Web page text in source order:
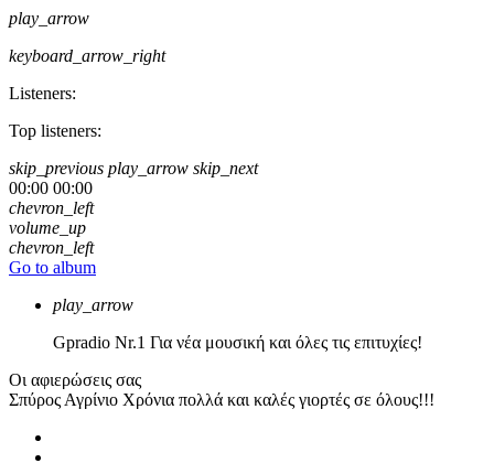
play_arrow
keyboard_arrow_right
Listeners:
Top listeners:
skip_previous play_arrow skip_next
00:00 00:00
chevron_left
volume_up
chevron_left
Go to album
play_arrow
Gpradio Nr.1 Για νέα μουσική και όλες τις επιτυχίες!
Οι αφιερώσεις σας
Σπύρος Αγρίνιο Χρόνια πολλά και καλές γιορτές σε όλους!!!